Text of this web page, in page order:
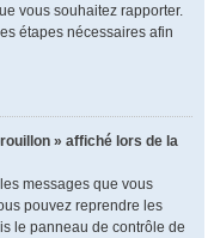
vous souhaitez rapporter.
étapes nécessaires afin
» affiché lors de la
messages que vous
pouvez reprendre les
le panneau de contrôle de